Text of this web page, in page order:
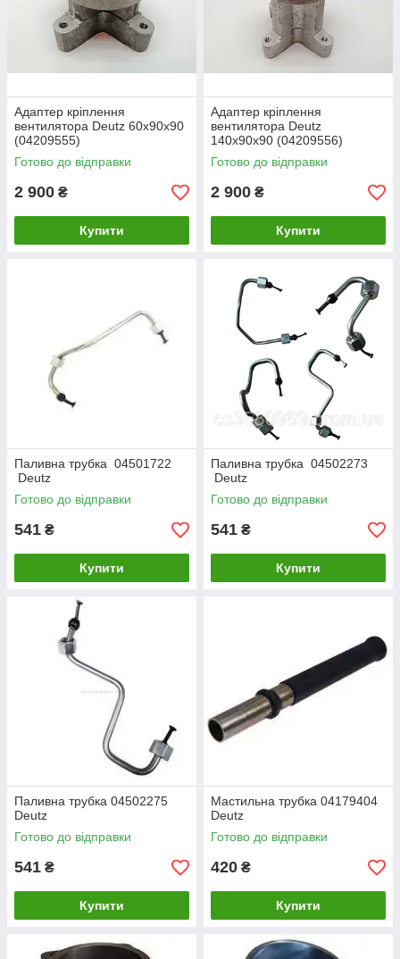
Адаптер кріплення
вентилятора Deutz 60х90х90
(04209555)
Готово до відправки
2 900 ₴
Купити
Адаптер кріплення
вентилятора Deutz
140х90х90 (04209556)
Готово до відправки
2 900 ₴
Купити
Паливна трубка 04501722
Deutz
Готово до відправки
541 ₴
Купити
Паливна трубка 04502273
Deutz
Готово до відправки
541 ₴
Купити
Паливна трубка 04502275
Deutz
Готово до відправки
541 ₴
Купити
Мастильна трубка 04179404
Deutz
Готово до відправки
420 ₴
Купити